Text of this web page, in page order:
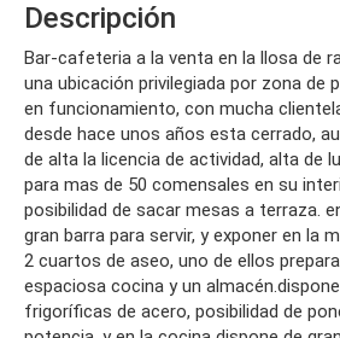
Descripción
bar-cafeteria a la venta en la llosa de ranesel local esta en
una ubicación privilegiada por zona de
en funcionamiento, con mucha
desde hace unos años esta cerrado,
de alta la licencia de actividad, alta de
para mas de 50 comensales en su
posibilidad de sacar mesas a terraza.
gran barra para servir, y exponer en la
2 cuartos de aseo, uno de ellos
espaciosa cocina y un
frigoríficas de acero, posibilidad de